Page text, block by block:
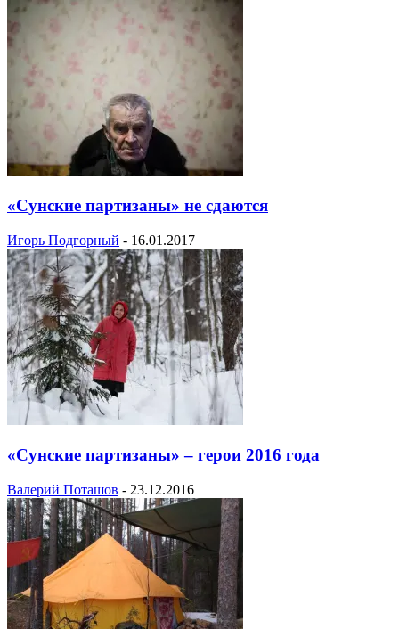
«Сунские партизаны» не сдаются
Игорь Подгорный - 16.01.2017
«Сунские партизаны» – герои 2016 года
Валерий Поташов - 23.12.2016